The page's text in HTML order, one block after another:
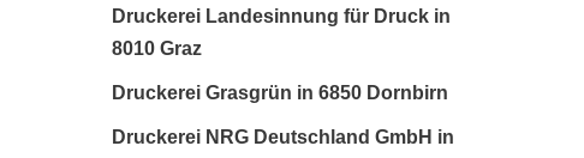
Druckerei Landesinnung für Druck in
8010 Graz
Druckerei Grasgrün in 6850 Dornbirn
Druckerei NRG Deutschland GmbH in